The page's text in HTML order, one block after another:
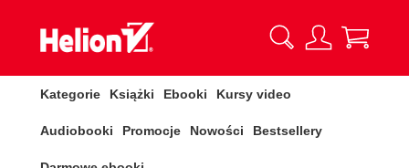
Kategorie Książki Ebooki Kursy video
Audiobooki Promocje Nowości Bestsellery